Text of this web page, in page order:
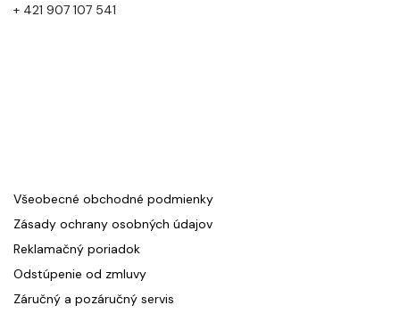
+ 421 907 107 541
Všeobecné obchodné podmienky
Zásady ochrany osobných údajov
Reklamačný poriadok
Odstúpenie od zmluvy
Záručný a pozáručný servis